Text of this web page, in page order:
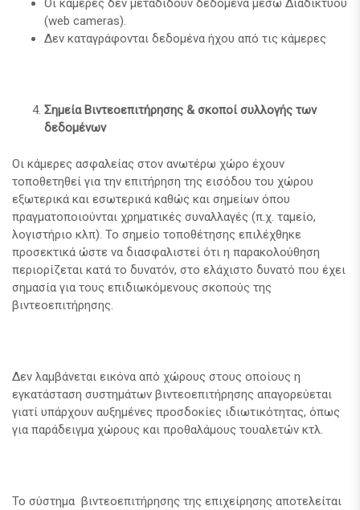
Οι κάμερες δεν μεταδίδουν δεδομένα μέσω Διαδικτύου
(web cameras).
Δεν καταγράφονται δεδομένα ήχου από τις κάμερες
Σημεία Βιντεοεπιτήρησης & σκοποί συλλογής των
δεδομένων
Οι κάμερες ασφαλείας στον ανωτέρω χώρο έχουν
τοποθετηθεί για την επιτήρηση της εισόδου του χώρου
εξωτερικά και εσωτερικά καθώς και σημείων όπου
πραγματοποιούνται χρηματικές συναλλαγές (π.χ. ταμείο,
λογιστήριο κλπ). Το σημείο τοποθέτησης επιλέχθηκε
προσεκτικά ώστε να διασφαλιστεί ότι η παρακολούθηση
περιορίζεται κατά το δυνατόν, στο ελάχιστο δυνατό που έχει
σημασία για τους επιδιωκόμενους σκοπούς της
βιντεοεπιτήρησης.
Δεν λαμβάνεται εικόνα από χώρους στους οποίους η
εγκατάσταση συστημάτων βιντεοεπιτήρησης απαγορεύεται
γιατί υπάρχουν αυξημένες προσδοκίες ιδιωτικότητας, όπως
για παράδειγμα χώρους και προθαλάμους τουαλετών κτλ.
Το σύστημα βιντεοεπιτήρησης της επιχείρησης αποτελείται